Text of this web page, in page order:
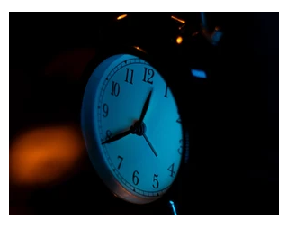
exames nacionais de 2026, com particular
destaque para as pressões exercidas
sobre docentes classificadores para
alterarem ou prescindirem de períodos
de férias previamente aprovados.
Segundo os relatos recebidos, diversos
professores foram instados por direções
de agrupamentos e escolas a desloc